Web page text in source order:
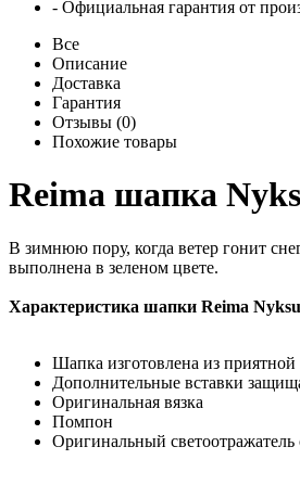
- Официальная гарантия от
Все
Описание
Доставка
Гарантия
Отзывы (0)
Похожие товары
Reima шапка
В зимнюю пору, когда ветер гонит
выполнена в зеленом цвете.
Характеристика шапки Reima
Шапка изготовлена из
Дополнительные вставки
Оригинальная вязка
Помпон
Оригинальный светоотражатель